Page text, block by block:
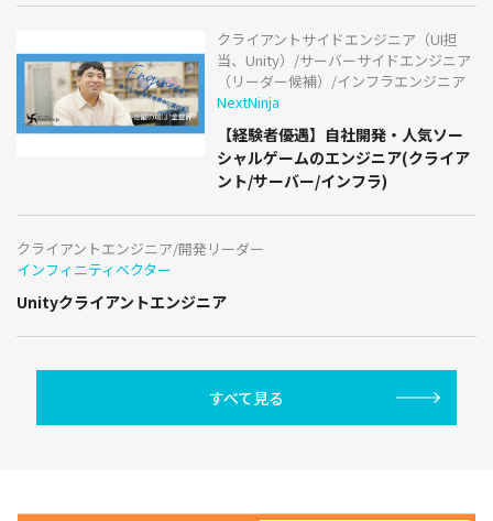
クライアントサイドエンジニア（UI担
当、Unity）/サーバーサイドエンジニア
（リーダー候補）/インフラエンジニア
NextNinja
【経験者優遇】自社開発・人気ソー
シャルゲームのエンジニア(クライア
ント/サーバー/インフラ)
クライアントエンジニア/開発リーダー
インフィニティベクター
Unityクライアントエンジニア
すべて見る